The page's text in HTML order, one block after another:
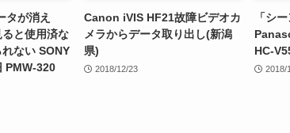
タが消え
と使用済な
ない SONY
PMW-320
Canon iVIS HF21故障ビデオカ
メラからデータ取り出し(新潟
県)
2018/12/23
「シ
HC-
2018/